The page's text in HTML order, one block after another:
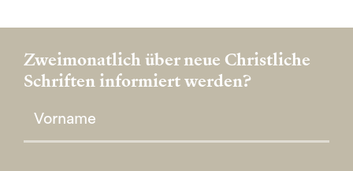
Zweimonatlich über neue Christliche
Schriften informiert werden?